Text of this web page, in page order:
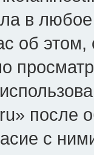
в
об
после
с